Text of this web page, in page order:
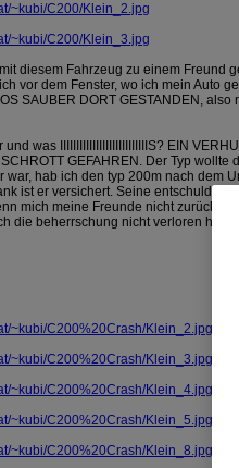
~kubi/C200/Klein_2.jpg
~kubi/C200/Klein_3.jpg
diesem Fahrzeug zu einem Freund
vor dem Fenster, wo ich mein Auto
SAUBER DORT GESTANDEN,
was IIIIIIIIIIIIIIIIIIIIIIIIIIIS? EIN
GEFAHREN. Der Typ
war, hab ich den typ 200m nach dem
ist er versichert. Seine
mich meine Freunde nicht
die beherrschung nicht verloren hab.
~kubi/C200%20Crash/Klein_2.jpg
~kubi/C200%20Crash/Klein_3.jpg
~kubi/C200%20Crash/Klein_4.jpg
~kubi/C200%20Crash/Klein_5.jpg
~kubi/C200%20Crash/Klein_8.jpg